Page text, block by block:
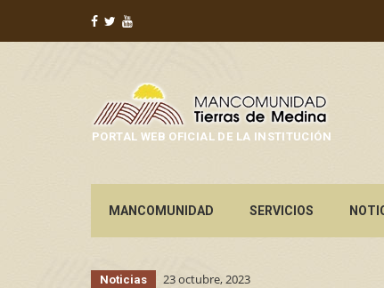
PORTAL WEB OFICIAL DE LA INSTITUCIÓN
MANCOMUNIDAD SERVICIOS
Noticias 23 octubre, 2023